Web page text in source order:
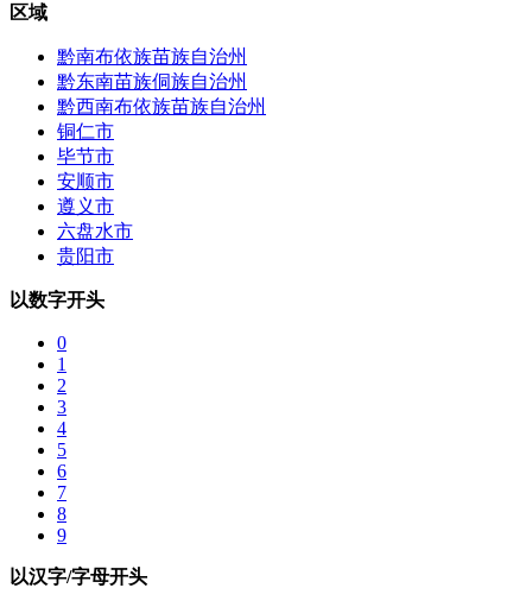
区域
黔南布依族苗族自治州
黔东南苗族侗族自治州
黔西南布依族苗族自治州
铜仁市
毕节市
安顺市
遵义市
六盘水市
贵阳市
以数字开头
0
1
2
3
4
5
6
7
8
9
以汉字/字母开头